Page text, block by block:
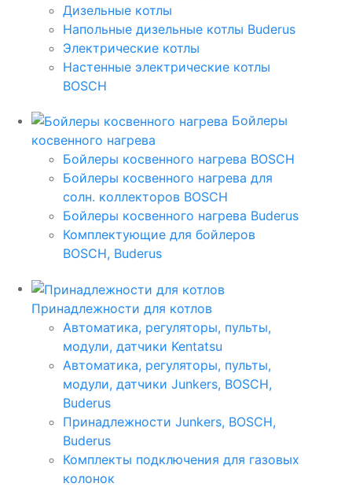
Дизельные котлы
Напольные дизельные котлы Buderus
Электрические котлы
Настенные электрические котлы
BOSCH
Бойлеры
косвенного нагрева
Бойлеры косвенного нагрева BOSCH
Бойлеры косвенного нагрева для
солн. коллекторов BOSCH
Бойлеры косвенного нагрева Buderus
Комплектующие для бойлеров
BOSCH, Buderus
Принадлежности для котлов
Автоматика, регуляторы, пульты,
модули, датчики Kentatsu
Автоматика, регуляторы, пульты,
модули, датчики Junkers, BOSCH,
Buderus
Принадлежности Junkers, BOSCH,
Buderus
Комплекты подключения для газовых
колонок